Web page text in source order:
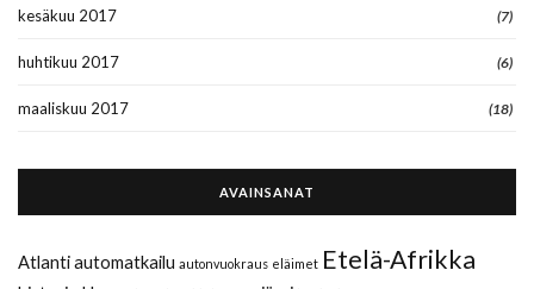
kesäkuu 2017 (7)
huhtikuu 2017 (6)
maaliskuu 2017 (18)
AVAINSANAT
Atlantiautomatkailu autonvuokraus eläimet Etelä-Afrikka